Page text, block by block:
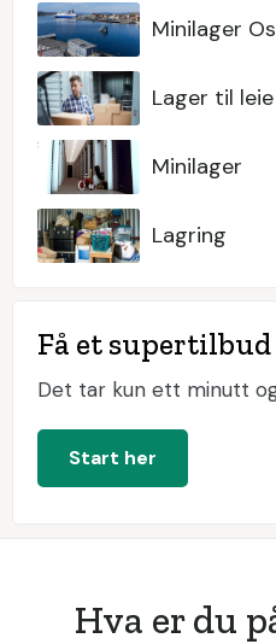
Minilager
Lager til leie
Minilager
Lagring
Få et
Det tar kun ett minutt
Start her
Hva er du